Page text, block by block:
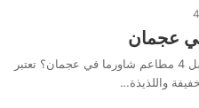
أين تفضل تناول الشاورما؟ وما هي أفضل 4 مطاعم شاورما في عجمان؟ تعتبر
واللذيذة…